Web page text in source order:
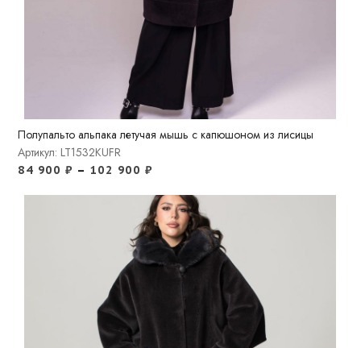
Полупальто альпака летучая мышь с капюшоном из лисицы
Артикул: LT1532KUFR
84 900 ₽ – 102 900 ₽